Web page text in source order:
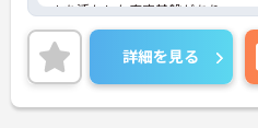
・定年制度なしで長期勤務が可能
・退職金制度や持株会あり
・勤続年数に応じた手当支給あり
→ 腰を据えて働きたい方にもピッ
さを活かした安定基盤がありつつ
運営の裁量があり、現場発信で動
す。利用者様の在宅から施設まで
め、視野を広げながらスキルアッ
エリアマネージャーのサポート体
「一人で抱え込まない」安心感が
詳細を見る